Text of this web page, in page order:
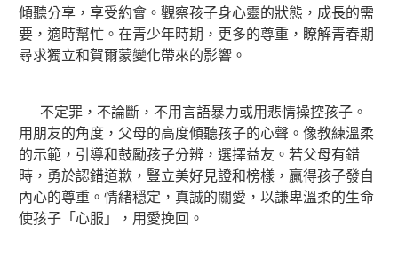
傾聽分享，享受約會。觀察孩子身心靈的狀態，成長的需
要，適時幫忙。在青少年時期，更多的尊重，瞭解青春期
尋求獨立和賀爾蒙變化帶來的影響。
不定罪，不論斷，不用言語暴力或用悲情操控孩子。
用朋友的角度，父母的高度傾聽孩子的心聲。像教練溫柔
的示範，引導和鼓勵孩子分辨，選擇益友。若父母有錯
時，勇於認錯道歉，豎立美好見證和榜樣，贏得孩子發自
內心的尊重。情緒穏定，真誠的關愛，以謙卑溫柔的生命
使孩子「心服」，用愛挽回。